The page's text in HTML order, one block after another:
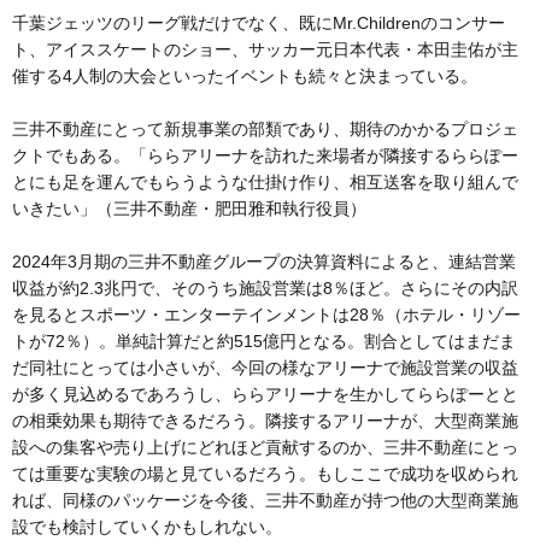
千葉ジェッツのリーグ戦だけでなく、既にMr.Childrenのコンサー
ト、アイススケートのショー、サッカー元日本代表・本田圭佑が主
催する4人制の大会といったイベントも続々と決まっている。
三井不動産にとって新規事業の部類であり、期待のかかるプロジェ
クトでもある。「ららアリーナを訪れた来場者が隣接するららぽー
とにも足を運んでもらうような仕掛け作り、相互送客を取り組んで
いきたい」（三井不動産・肥田雅和執行役員）
2024年3月期の三井不動産グループの決算資料によると、連結営業
収益が約2.3兆円で、そのうち施設営業は8％ほど。さらにその内訳
を見るとスポーツ・エンターテインメントは28％（ホテル・リゾー
トが72％）。単純計算だと約515億円となる。割合としてはまだま
だ同社にとっては小さいが、今回の様なアリーナで施設営業の収益
が多く見込めるであろうし、ららアリーナを生かしてららぽーとと
の相乗効果も期待できるだろう。隣接するアリーナが、大型商業施
設への集客や売り上げにどれほど貢献するのか、三井不動産にとっ
ては重要な実験の場と見ているだろう。もしここで成功を収められ
れば、同様のパッケージを今後、三井不動産が持つ他の大型商業施
設でも検討していくかもしれない。